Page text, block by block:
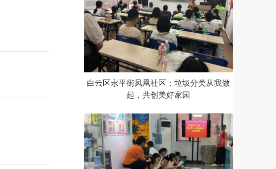
白云区永平街凤凰社区：垃圾分类从我做
起，共创美好家园